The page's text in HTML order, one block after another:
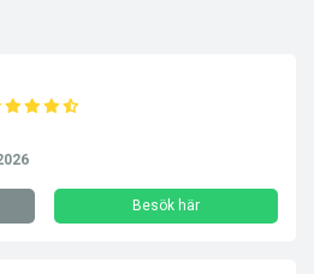
Besök här